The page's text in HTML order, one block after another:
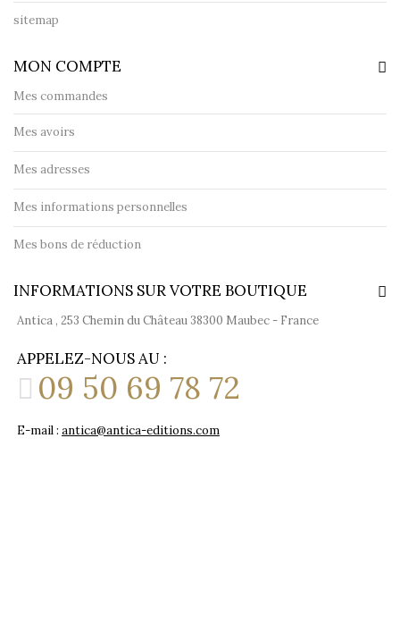
sitemap
MON COMPTE
Mes commandes
Mes avoirs
Mes adresses
Mes informations personnelles
Mes bons de réduction
INFORMATIONS SUR VOTRE BOUTIQUE
Antica , 253 Chemin du Château 38300 Maubec - France
APPELEZ-NOUS AU :
09 50 69 78 72
E-mail : antica@antica-editions.com